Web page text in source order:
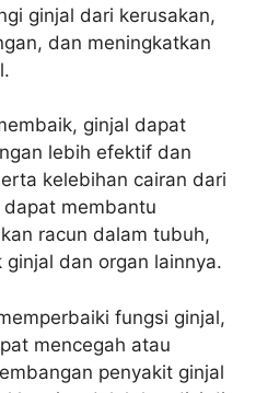
ginjal dari kerusakan,
dan meningkatkan
ginjal dapat
lebih efektif dan
kelebihan cairan dari
membantu
racun dalam tubuh,
dan organ lainnya.
fungsi ginjal,
mencegah atau
penyakit ginjal